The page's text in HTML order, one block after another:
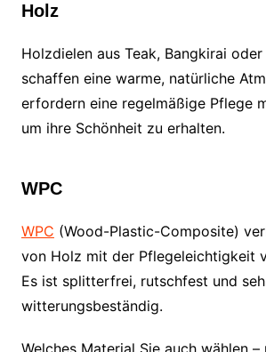
Holz
Holzdielen aus Teak, Bangkirai
schaffen eine warme, natürliche
erfordern eine regelmäßige Pflege
um ihre Schönheit zu erhalten.
WPC
WPC (Wood-Plastic-Composite)
von Holz mit der Pflegeleichtigkeit
Es ist splitterfrei, rutschfest und
witterungsbeständig.